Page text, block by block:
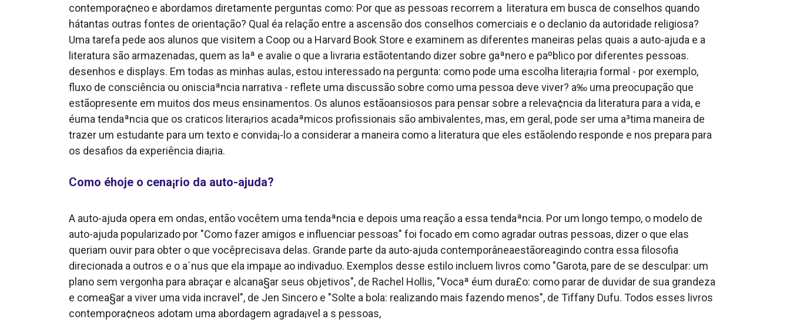
contempora¢neo e abordamos diretamente perguntas como: Por que as pessoas recorrem a literatura em busca de conselhos quando
hátantas outras fontes de orientação? Qual éa relação entre a ascensão dos conselhos comerciais e o decla­nio da autoridade religiosa?
Uma tarefa pede aos alunos que visitem a Coop ou a Harvard Book Store e examinem as diferentes maneiras pelas quais a auto-ajuda e a
literatura são armazenadas, quem as laª e avalie o que a livraria estãotentando dizer sobre gaªnero e paºblico por diferentes pessoas.
desenhos e displays. Em todas as minhas aulas, estou interessado na pergunta: como pode uma escolha litera¡ria formal - por exemplo,
fluxo de consciência ou onisciaªncia narrativa - reflete uma discussão sobre como uma pessoa deve viver? a‰ uma preocupação que
estãopresente em muitos dos meus ensinamentos. Os alunos estãoansiosos para pensar sobre a releva¢ncia da literatura para a vida, e
éuma tendaªncia que os cra­ticos litera¡rios acadaªmicos profissionais são ambivalentes, mas, em geral, pode ser uma a³tima maneira de
trazer um estudante para um texto e convida¡-lo a considerar a maneira como a literatura que eles estãolendo responde e nos prepara para
os desafios da experiência dia¡ria.
Como éhoje o cena¡rio da auto-ajuda?
A auto-ajuda opera em ondas, então vocêtem uma tendaªncia e depois uma reação a essa tendaªncia. Por um longo tempo, o modelo de
auto-ajuda popularizado por "Como fazer amigos e influenciar pessoas" foi focado em como agradar outras pessoas, dizer o que elas
queriam ouvir para obter o que vocêprecisava delas. Grande parte da auto-ajuda contemporâneaestãoreagindo contra essa filosofia
direcionada a outros e o a´nus que ela impaµe ao indiva­duo. Exemplos desse estilo incluem livros como "Garota, pare de se desculpar: um
plano sem vergonha para abraçar e alcana§ar seus objetivos", de Rachel Hollis, "Vocaª éum dura£o: como parar de duvidar de sua grandeza
e comea§ar a viver uma vida incra­vel", de Jen Sincero e "Solte a bola: realizando mais fazendo menos", de Tiffany Dufu. Todos esses livros
contempora¢neos adotam uma abordagem agrada¡vel a s pessoas,